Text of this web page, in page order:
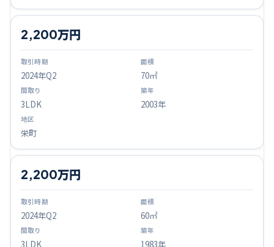
2024年Q2
2,200万円
70㎡
3LDK 2003年
栄町
2024年Q2
2,200万円
60㎡
3LDK 1983年